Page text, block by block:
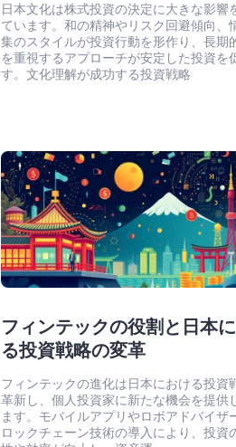
日本文化は株式投資の決定に大きな影響
ています。和の精神やリスク回避傾向、
集のスタイルが投資行動を形作り、長期
を重視するアプローチが安定した投資を
す。文化理解が成功する投資戦略
フィンテックの役割と日本
る投資戦略の変革
フィンテックの進化は日本における投資
革新し、個人投資家に新たな機会を提供
ます。モバイルアプリやロボアドバイザ
ロックチェーン技術の導入により、投資